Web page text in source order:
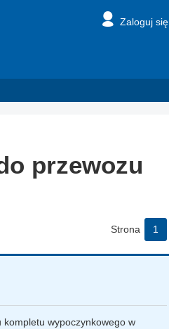
Zaloguj się
przewozu
Strona 1
wypoczynkowego w